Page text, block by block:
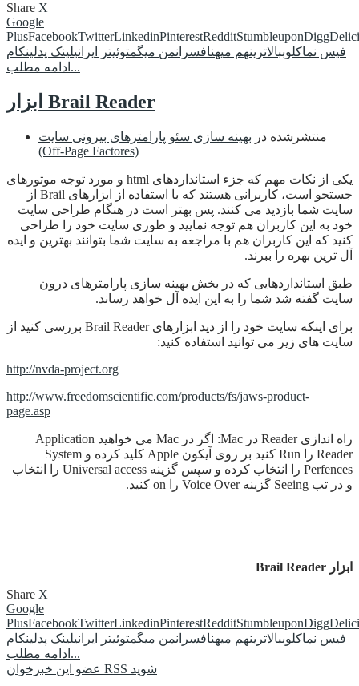
Share X
Google
PlusFacebookTwitterLinkedinPinterestRedditStumbleuponDigg
فیس نماکلوببالاترینهم میهنافسرانمن میگمتوئیتر ایرانیلینک پدلینکام
ادامه مطلب...
ابزار Brail Reader
منتشرشده در بهینه سازی سئو پارامترهای بیرونی سایت
(Off-Page Factores)
یکی از نکات مهم که جزء استانداردهای html و مورد توجه موتورهای
جستجو است، کاربرانی هستند که با استفاده از ابزارهای Brail از
سایت شما بازدید می کنند. پس بهتر است در هنگام طراحی سایت
خود به این کاربران هم توجه نمایید و طوری سایت خود را طراحی
کنید که این کاربران هم با مراجعه به سایت شما بتوانند بهترین و ایده
آل ترین بهره را ببرند.
طبق استانداردهایی که در بخش بهینه سازی پارامترهای درون
سایت گفته شد شما را به این ایده آل خواهد رساند.
برای اینکه سایت خود را از دید ابزارهای Brail Reader بررسی کنید از
سایت های زیر می توانید استفاده کنید:
http://nvda-project.org
http://www.freedomscientific.com/products/fs/jaws-product-
page.asp
راه اندازی Reader در Mac: اگر در Mac می خواهید Application
Reader را Run کنید بر روی آیکون Apple کلید کرده و System
Perfences را انتخاب کرده و سپس گزینه Universal access را انتخاب
و در تب Seeing گزینه Voice Over را on کنید.
ابزار Brail Reader
Share X
Google
PlusFacebookTwitterLinkedinPinterestRedditStumbleuponDigg
فیس نماکلوببالاترینهم میهنافسرانمن میگمتوئیتر ایرانیلینک پدلینکام
ادامه مطلب...
عضو این خبرخوان RSS شوید